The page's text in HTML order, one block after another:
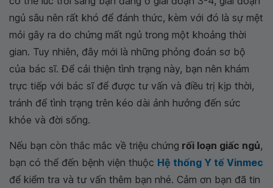
ngủ sâu nên rất khó để đánh thức, kèm với đó là sự mệt
mỏi gây ra do chứng mất ngủ trong một khoảng thời
gian. Tuy nhiên, đây mới là những phỏng đoán sơ bộ
của bác sĩ. Để cải thiện tình trạng này, bạn nên khám
trực tiếp với bác sĩ để được tư vấn và điều trị kịp thời,
tránh để tình trạng trên kéo dài ảnh hưởng đến sức
khỏe và đời sống.
Nếu bạn còn thắc mắc về triệu chứng rối loạn giấc ngủ,
bạn có thể đến bệnh viện thuộc
Hệ thống Y tế Vinmecđể kiểm tra và tư vấn thêm bạn